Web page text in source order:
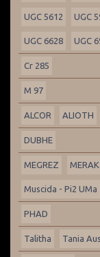
UGC 5612 UGC
UGC 6628 UGC
Cr 285
M 97
ALCOR ALIOTH
DUBHE
MEGREZ MERAK
Muscida - Pi2 UMa
PHAD
Talitha Tania